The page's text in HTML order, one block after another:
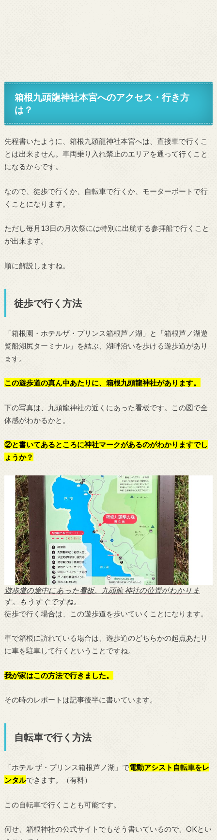
箱根九頭龍神社本宮へのアクセス・行き方
は？
先程書いたように、箱根九頭龍神社本宮へは、直接車で行くこ
とは出来ません。車両乗り入れ禁止のエリアを通って行くこと
になるからです。
なので、徒歩で行くか、自転車で行くか、モーターボートで行
くことになります。
ただし毎月13日の月次祭には特別に出航する参拝船で行くこと
が出来ます。
順に解説しますね。
徒歩で行く方法
「箱根園・ホテルザ・プリンス箱根芦ノ湖」と「箱根芦ノ湖遊
覧船湖尻ターミナル」を結ぶ、湖畔沿いを歩ける遊歩道があり
ます。
この遊歩道の真ん中あたりに、箱根九頭龍神社があります。
下の写真は、九頭龍神社の近くにあった看板です。この図で全
体感がわかるかと。
②と書いてあるところに神社マークがあるのがわかりますでし
ょうか？
遊歩道の途中にあった看板。九頭龍 神社の位置がわかりま
す。もうすぐですね。
徒歩で行く場合は、この遊歩道を歩いていくことになります。
車で箱根に訪れている場合は、遊歩道のどちらかの起点あたり
に車を駐車して行くということですね。
我が家はこの方法で行きました。
その時のレポートは記事後半に書いています。
自転車で行く方法
「ホテル ザ・プリンス箱根芦ノ湖」で電動アシスト自転車をレ
ンタルできます。（有料）
この自転車で行くことも可能です。
何せ、箱根神社の公式サイトでもそう書いているので、OKとい